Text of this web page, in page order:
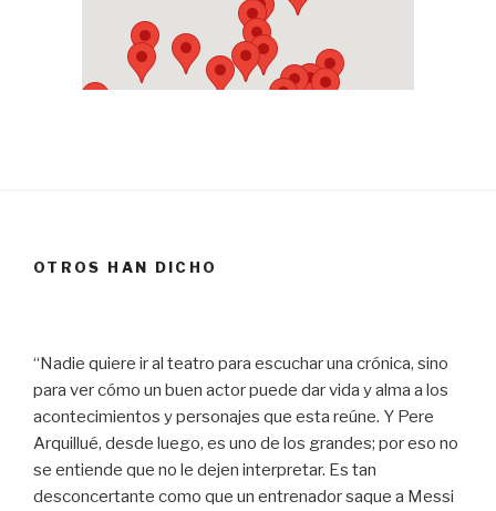
OTROS HAN DICHO
“Nadie quiere ir al teatro para escuchar una crónica, sino
para ver cómo un buen actor puede dar vida y alma a los
acontecimientos y personajes que esta reúne. Y Pere
Arquillué, desde luego, es uno de los grandes; por eso no
se entiende que no le dejen interpretar. Es tan
desconcertante como que un entrenador saque a Messi